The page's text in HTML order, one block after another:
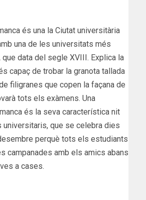
és una la Ciutat universitària
una de les universitats més
data del segle XVIII. Explica la
capaç de trobar la granota tallada
filigranes que copen la façana de
tots els exàmens. Una
és la seva característica nit
universitaris, que se celebra dies
perquè tots els estudiants
campanades amb els amics abans
a cases.